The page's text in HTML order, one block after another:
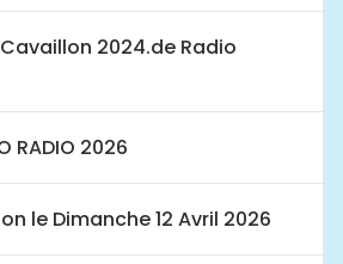
2024.de Radio
RADIO 2026
le Dimanche 12 Avril 2026